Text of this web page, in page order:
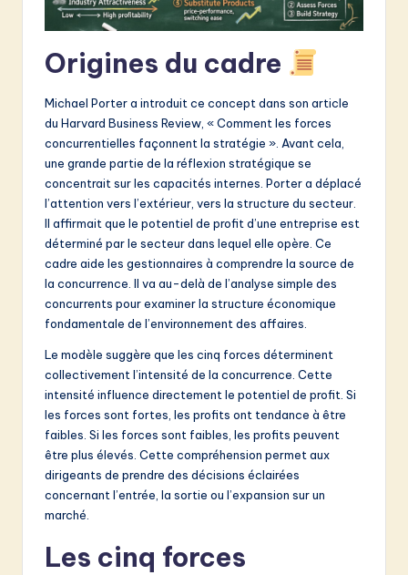
o
ti
o
Origines du cadre
Michael Porter a introduit ce concept dans son article
du Harvard Business Review, « Comment les forces
concurrentielles façonnent la stratégie ». Avant cela,
une grande partie de la réflexion stratégique se
concentrait sur les capacités internes. Porter a déplacé
l’attention vers l’extérieur, vers la structure du secteur.
Il affirmait que le potentiel de profit d’une entreprise est
déterminé par le secteur dans lequel elle opère. Ce
cadre aide les gestionnaires à comprendre la source de
la concurrence. Il va au-delà de l’analyse simple des
concurrents pour examiner la structure économique
fondamentale de l’environnement des affaires.
Le modèle suggère que les cinq forces déterminent
collectivement l’intensité de la concurrence. Cette
intensité influence directement le potentiel de profit. Si
les forces sont fortes, les profits ont tendance à être
faibles. Si les forces sont faibles, les profits peuvent
être plus élevés. Cette compréhension permet aux
dirigeants de prendre des décisions éclairées
concernant l’entrée, la sortie ou l’expansion sur un
marché.
Les cinq forces